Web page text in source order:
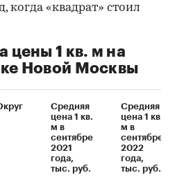
когда «квадрат» стоил
цены 1 кв. м на
Новой Москвы
Средняя
цена 1 кв.
м в
сентябре
2021
года,
тыс. руб.
Средняя
цена 1 кв.
м в
сентябре
2022
года,
тыс. руб.